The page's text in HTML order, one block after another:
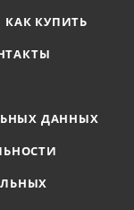
КАК КУПИТЬ
ДАННЫХ